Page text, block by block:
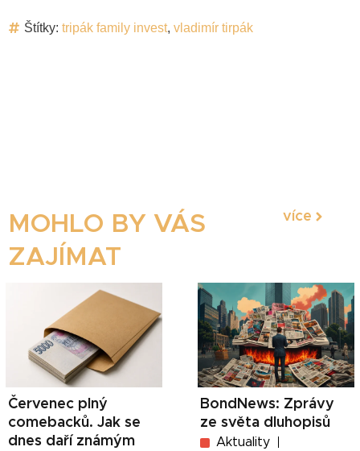
Štítky: tripák family invest, vladimír tirpák
MOHLO BY VÁS
ZAJÍMAT
více
Červenec plný
comebacků. Jak se
dnes daří známým
BondNews: Zprávy
ze světa dluhopisů
Aktuality